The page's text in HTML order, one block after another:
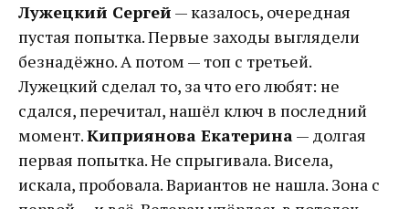
Лужецкий Сергей — казалось, очередная
пустая попытка. Первые заходы выглядели
безнадёжно. А потом — топ с третьей.
Лужецкий сделал то, за что его любят: не
сдался, перечитал, нашёл ключ в последний
момент.Киприянова Екатерина— долгая
первая попытка. Не спрыгивала. Висела,
искала, пробовала. Вариантов не нашла. Зона с